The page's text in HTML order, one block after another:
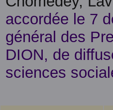
accordée le 7
général des
DION, de
sciences